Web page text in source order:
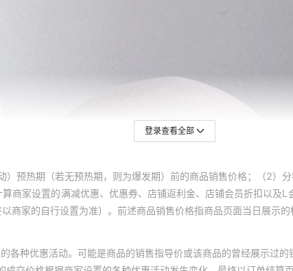
登录查看全部
）预热期（若无预热期，则为爆发期）前的商品销售价格；（2
商家设置的满减优惠、优惠券、店铺返利金、店铺会员折扣以
商家的自行设置为准）。前述商品销售价格指商品页面当日展示
各种优惠活动。可能是商品的销售指导价或该商品的曾经展示过的